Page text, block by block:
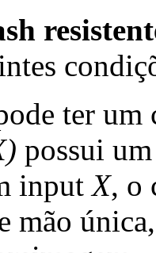
ter um
possui
inputX, o
mão